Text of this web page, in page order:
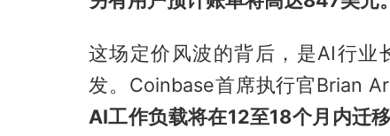
这场定价风波的背后，是AI行业
发。Coinbase首席执行官Brian
AI工作负载将在12至18个月内迁